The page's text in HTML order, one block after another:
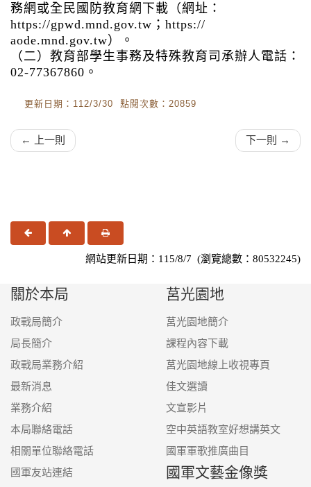
務網或全民國防教育網下載（網址：
https://gpwd.mnd.gov.tw ；https://
aode.mnd.gov.tw）。
（二）教育部學生事務及特殊教育司承辦人電話：
02-77367860。
更新日期：112/3/30 點閱次數：20859
← 上一則 下一則 →
上一頁 回頂端 友善列印
網站更新日期：115/8/7 (瀏覽總數：80532245)
關於本局
政戰局簡介
局長簡介
政戰局業務介紹
最新消息
業務介紹
本局聯絡電話
相關單位聯絡電話
國軍友站連結
莒光園地
莒光園地簡介
課程內容下載
莒光園地線上收視專頁
佳文選讀
文宣影片
空中英語教室好想講英文
國軍軍歌推廣曲目
國軍文藝金像獎